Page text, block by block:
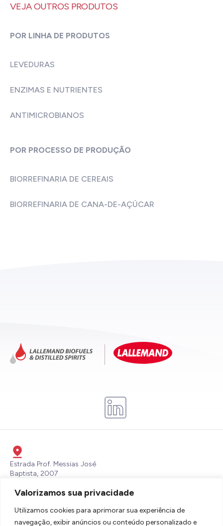
Valorizamos sua privacidade
Utilizamos cookies para aprimorar sua experiência de
navegação, exibir anúncios ou conteúdo personalizado e
VEJA OUTROS PRODUTOS
POR LINHA DE PRODUTOS
LEVEDURAS
ENZIMAS E NUTRIENTES
ANTIMICROBIANOS
POR PROCESSO DE PRODUÇÃO
BIORREFINARIA DE CEREAIS
BIORREFINARIA DE CANA-DE-AÇÚCAR
Estrada Prof. Messias José
Baptista, 2007
13432-700
(19) 3436-6600